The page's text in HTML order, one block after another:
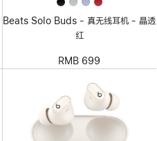
Beats Solo Buds - 真无线耳机 - 晶透
红
RMB 699